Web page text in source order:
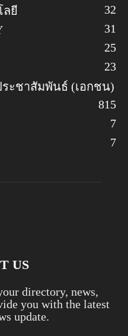
ลยี
32
31
25
23
ระชาสัมพันธ์ (เอกชน)
15
8
7
7
US
directory, news,
you with the latest
update.